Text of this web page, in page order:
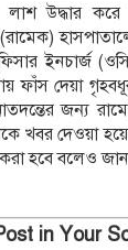
উদ্ধার করে
ইনচার্জ
ফাঁস দেয়া
জন্য
খবর দেওয়া
করা হবে বলেও
in Your